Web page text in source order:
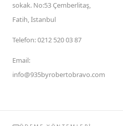
sokak. No:53 Çemberlitaş,
Fatih, İstanbul
Telefon:0212 520 03 87
Email:
info@935byrobertobravo.com